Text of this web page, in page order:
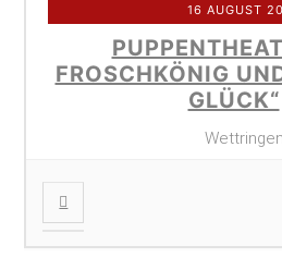
16 AUGUST
FROSCHKÖNIG
GLÜCK“
Wettringen